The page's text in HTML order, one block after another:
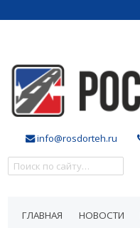
info@rosdorteh.ru
ГЛАВНАЯ НОВОСТИ